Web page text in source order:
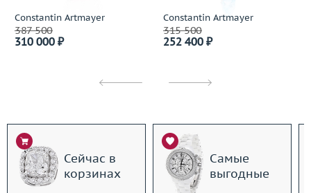
Constantin Artmayer
387 500
310 000 ₽
Constantin Artmayer
315 500
252 400 ₽
Сейчас в
корзинах
Самые
выгодные